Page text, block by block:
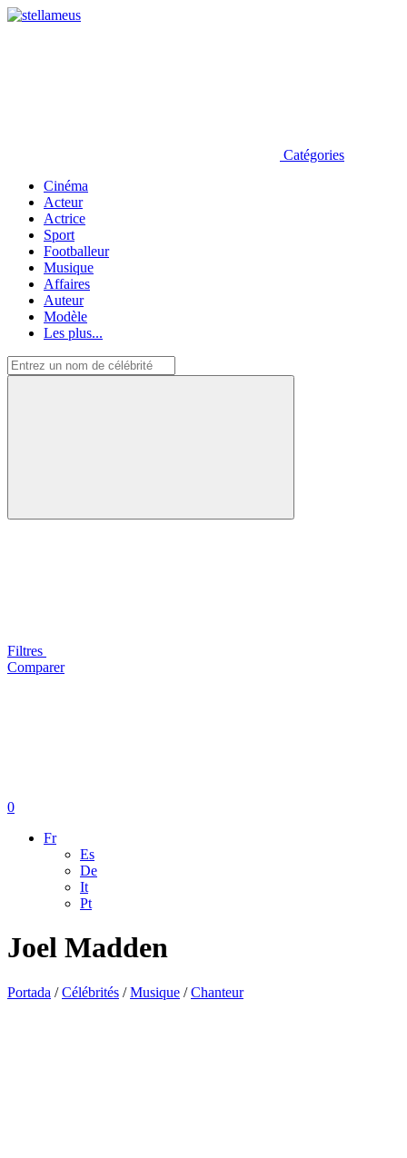
Catégories
Cinéma
Acteur
Actrice
Sport
Footballeur
Musique
Affaires
Auteur
Modèle
Les plus...
Filtres
Comparer
0
Fr
Es
De
It
Pt
Joel Madden
Portada /Célébrités /Musique /Chanteur